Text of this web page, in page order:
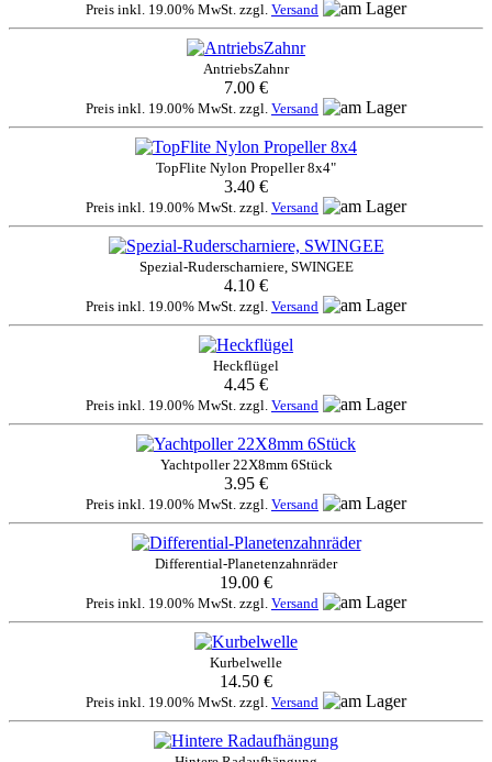
Preis inkl. 19.00% MwSt. zzgl. Versand
AntriebsZahnr
7.00 €
Preis inkl. 19.00% MwSt. zzgl. Versand
TopFlite Nylon Propeller 8x4"
3.40 €
Preis inkl. 19.00% MwSt. zzgl. Versand
Spezial-Ruderscharniere, SWINGEE
4.10 €
Preis inkl. 19.00% MwSt. zzgl. Versand
Heckflügel
4.45 €
Preis inkl. 19.00% MwSt. zzgl. Versand
Yachtpoller 22X8mm 6Stück
3.95 €
Preis inkl. 19.00% MwSt. zzgl. Versand
Differential-Planetenzahnräder
19.00 €
Preis inkl. 19.00% MwSt. zzgl. Versand
Kurbelwelle
14.50 €
Preis inkl. 19.00% MwSt. zzgl. Versand